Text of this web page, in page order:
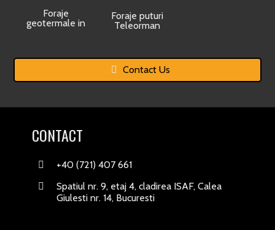
Foraje
geotermale in
Foraje puturi
Teleorman
Contact Us
CONTACT
+40 (721) 407 661
Spatiul nr. 9, etaj 4, cladirea ISAF, Calea
Giulesti nr. 14, Bucuresti